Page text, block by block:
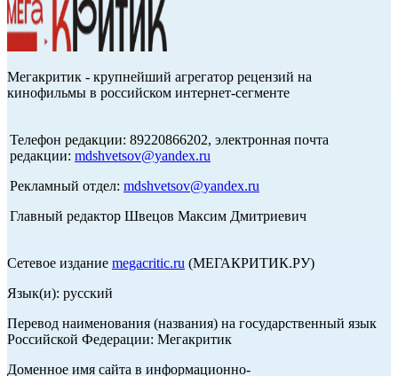
Мегакритик - крупнейший агрегатор рецензий на
кинофильмы в российском интернет-сегменте
Телефон редакции: 89220866202, электронная почта
редакции: mdshvetsov@yandex.ru
Рекламный отдел: mdshvetsov@yandex.ru
Главный редактор Швецов Максим Дмитриевич
Сетевое издание megacritic.ru (МЕГАКРИТИК.РУ)
Язык(и): русский
Перевод наименования (названия) на государственный язык
Российской Федерации: Мегакритик
Доменное имя сайта в информационно-